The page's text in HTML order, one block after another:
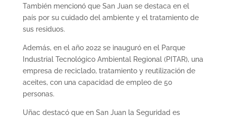
También mencionó que San Juan se destaca en el
país por su cuidado del ambiente y el tratamiento de
sus residuos.
Además, en el año 2022 se inauguró en el Parque
Industrial Tecnológico Ambiental Regional (PITAR), una
empresa de reciclado, tratamiento y reutilización de
aceites, con una capacidad de empleo de 50
personas.
Uñac destacó que en San Juan la Seguridad es